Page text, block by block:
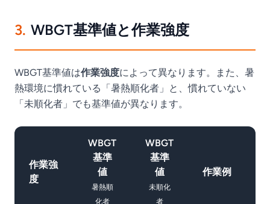
3. WBGT基準値と作業強度
WBGT基準値は作業強度によって異なります。また、暑
熱環境に慣れている「暑熱順化者」と、慣れていない
「未順化者」でも基準値が異なります。
作業強
度
WBGT
基準
値
暑熱順
化者
WBGT
基準
値
未順化
者
作業例